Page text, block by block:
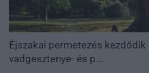
Éjszakai permetezés kezdődik
vadgesztenye- és p...